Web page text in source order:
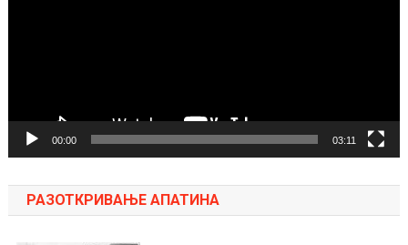
00:00 03:11
РАЗОТКРИВАЊЕ АПАТИНА